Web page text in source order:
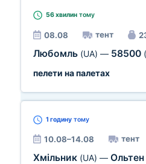
56 хвилин тому
08.08 тент
Любомль (UA) — 58500
пелети на палетах
1 годину тому
10.08–14.08 тент
Хмільник (UA) — Ольтен